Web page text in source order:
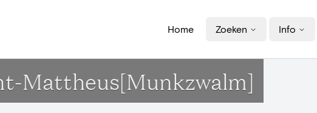
Home Zoeken Info
Mattheus[Munkzwalm]